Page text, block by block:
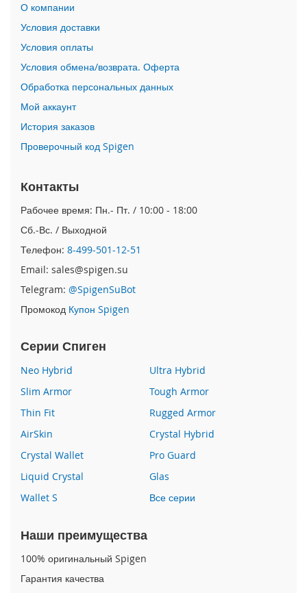
P
h
o
n
e
1
7
P
r
o
i
o
n
e
A
i
r
i
P
h
e
7
P
h
o
n
1
6
P
o
a
О компании
Условия доставки
Условия оплаты
Условия обмена/возврата. Оферта
Обработка персональных данных
Мой аккаунт
История заказов
Проверочный код Spigen
Контакты
Рабочее время: Пн.- Пт. / 10:00 - 18:00
Сб.-Вс. / Выходной
Телефон: 8-499-501-12-51
Email: sales@spigen.su
Telegram: @SpigenSuBot
Промокод Купон Spigen
Серии Спиген
Neo Hybrid
Ultra Hybrid
Slim Armor
Tough Armor
Thin Fit
Rugged Armor
AirSkin
Crystal Hybrid
Crystal Wallet
Pro Guard
Liquid Crystal
Glas
Wallet S
Все серии
Наши преимущества
100% оригинальный Spigen
Гарантия качества